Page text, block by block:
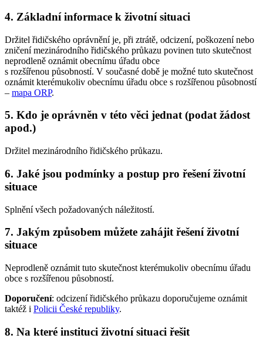
4. Základní informace k životní situaci
Držitel řidičského oprávnění je, při ztrátě, odcizení, poškození nebo
zničení mezinárodního řidičského průkazu povinen tuto skutečnost
neprodleně oznámit obecnímu úřadu obce
s rozšířenou působností. V současné době je možné tuto skutečnost
oznámit kterémukoliv obecnímu úřadu obce s rozšířenou působností
– mapa ORP.
5. Kdo je oprávněn v této věci jednat (podat žádost
apod.)
Držitel mezinárodního řidičského průkazu.
6. Jaké jsou podmínky a postup pro řešení životní
situace
Splnění všech požadovaných náležitostí.
7. Jakým způsobem můžete zahájit řešení životní
situace
Neprodleně oznámit tuto skutečnost kterémukoliv obecnímu úřadu
obce s rozšířenou působností.
Doporučení: odcizení řidičského průkazu doporučujeme oznámit
taktéž i Policii České republiky.
8. Na které instituci životní situaci řešit